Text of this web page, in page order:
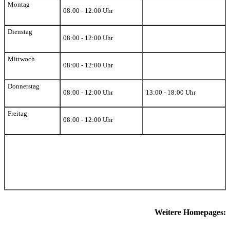
Montag
08:00 - 12:00 Uhr
Dienstag
08:00 - 12:00 Uhr
Mittwoch
08:00 - 12:00 Uhr
Donnerstag
08:00 - 12:00 Uhr
13:00 - 18:00 Uhr
Freitag
08:00 - 12:00 Uhr
Weitere Homepages: